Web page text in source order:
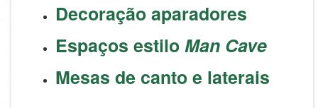
Decoração aparadores
Espaços estiloMan Cave
Mesas de canto e laterais